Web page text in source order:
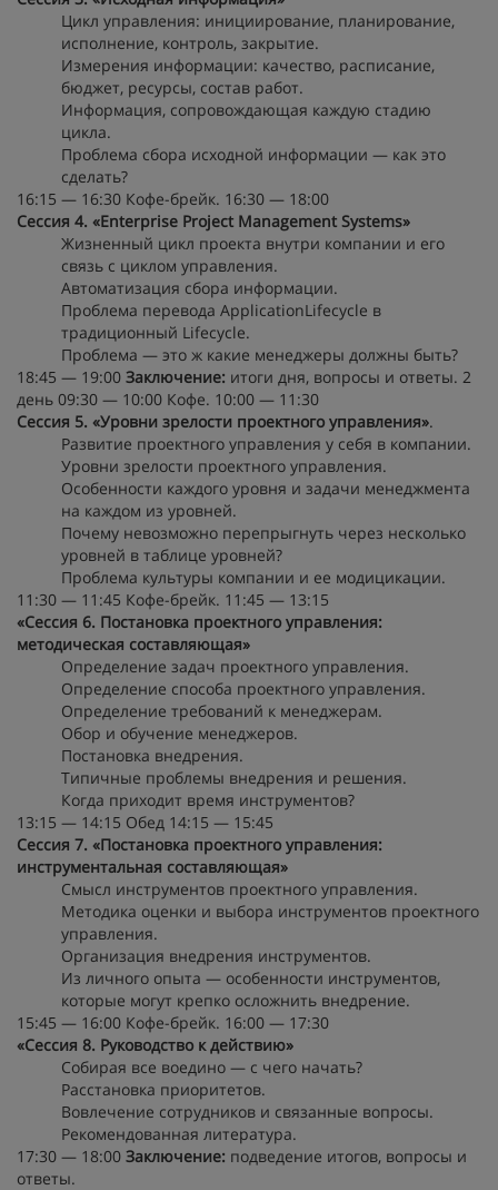
Цикл управления: инициирование, планирование,
исполнение, контроль, закрытие.
Измерения информации: качество, расписание,
бюджет, ресурсы, состав работ.
Информация, сопровождающая каждую стадию
цикла.
Проблема сбора исходной информации — как это
сделать?
16:15 — 16:30 Кофе-брейк. 16:30 — 18:00
Сессия 4. «Enterprise Project Management Systems»
Жизненный цикл проекта внутри компании и его
связь с циклом управления.
Автоматизация сбора информации.
Проблема перевода ApplicationLifecycle в
традиционный Lifecycle.
Проблема — это ж какие менеджеры должны быть?
18:45 — 19:00 Заключение: итоги дня, вопросы и ответы. 2
день 09:30 — 10:00 Кофе. 10:00 — 11:30
Сессия 5. «Уровни зрелости проектного управления».
Развитие проектного управления у себя в компании.
Уровни зрелости проектного управления.
Особенности каждого уровня и задачи менеджмента
на каждом из уровней.
Почему невозможно перепрыгнуть через несколько
уровней в таблице уровней?
Проблема культуры компании и ее модицикации.
11:30 — 11:45 Кофе-брейк. 11:45 — 13:15
«Сессия 6. Постановка проектного управления:
методическая составляющая»
Определение задач проектного управления.
Определение способа проектного управления.
Определение требований к менеджерам.
Обор и обучение менеджеров.
Постановка внедрения.
Типичные проблемы внедрения и решения.
Когда приходит время инструментов?
13:15 — 14:15 Обед 14:15 — 15:45
Сессия 7. «Постановка проектного управления:
инструментальная составляющая»
Смысл инструментов проектного управления.
Методика оценки и выбора инструментов проектного
управления.
Организация внедрения инструментов.
Из личного опыта — особенности инструментов,
которые могут крепко осложнить внедрение.
15:45 — 16:00 Кофе-брейк. 16:00 — 17:30
«Сессия 8. Руководство к действию»
Собирая все воедино — с чего начать?
Расстановка приоритетов.
Вовлечение сотрудников и связанные вопросы.
Рекомендованная литература.
17:30 — 18:00 Заключение: подведение итогов, вопросы и
ответы.